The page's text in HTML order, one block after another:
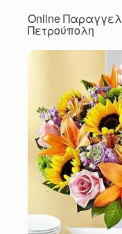
Online
Πετρούπολη